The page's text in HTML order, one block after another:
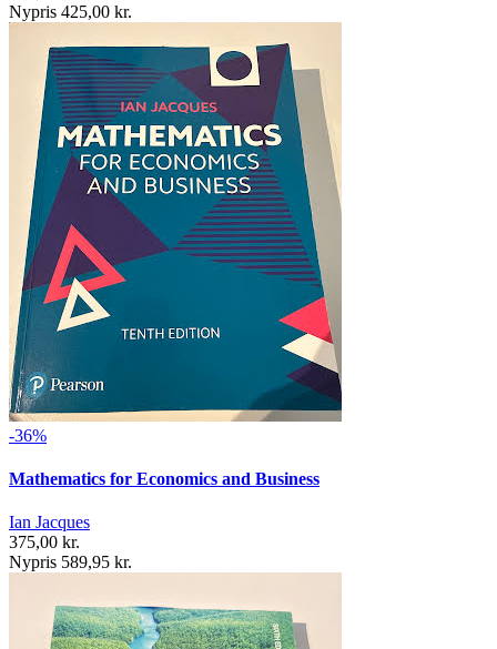
Nypris 425,00 kr.
-36%
Mathematics for Economics and Business
Ian Jacques
375,00 kr.
Nypris 589,95 kr.